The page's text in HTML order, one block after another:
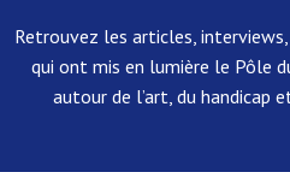
Retrouvez les articles,
qui ont mis en lumière le Pôle
autour de l’art, du handicap